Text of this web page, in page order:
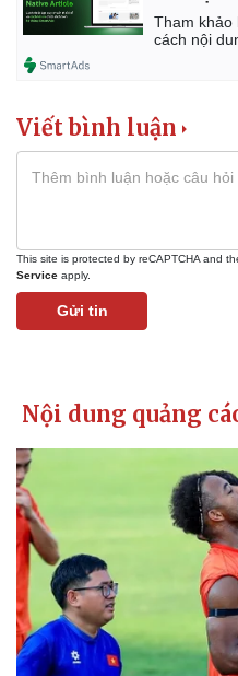
Kinh tế
Khởi nghiệp
Tham khảo
cách nội
Viết bình luận
This site is protected by reCAPTCHA and
Service apply.
Gửi tin